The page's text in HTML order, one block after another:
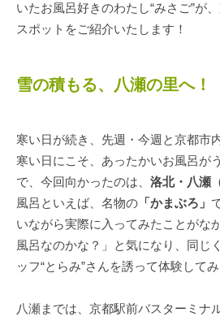
いたお風呂好きのわたし“みさご”が
スポットをご紹介いたします！
雪の積もる、八瀬の里へ！
寒い日が続き、先週・今週と京都市
寒い日にこそ、あったかいお風呂が
で、今回向かったのは、洛北・八瀬
風呂といえば、名物の 「かまぶろ」
いながら実際に入ってみたことがな
風呂なのかな？」と気になり、同じ
ッフ“とらみ”さんを誘って体験して
八瀬までは、京都駅前バスターミナ